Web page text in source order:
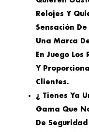
Relojes Y
Sensación
Una Marca
En Juego
Y
Clientes.
¿ Tienes Ya
Gama Que
De